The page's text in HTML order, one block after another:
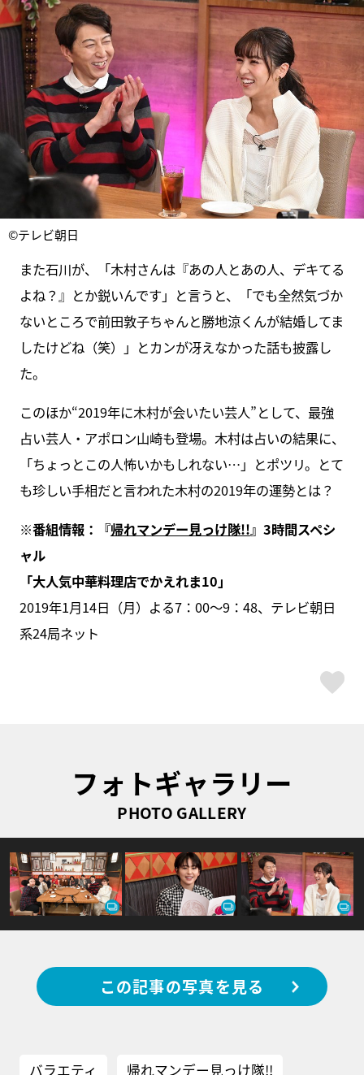
©テレビ朝日
また石川が、「木村さんは『あの人とあの人、デキてる
よね？』とか鋭いんです」と言うと、「でも全然気づか
ないところで前田敦子ちゃんと勝地涼くんが結婚してま
したけどね（笑）」とカンが冴えなかった話も披露し
た。
このほか“2019年に木村が会いたい芸人”として、最強
占い芸人・アポロン山崎も登場。木村は占いの結果に、
「ちょっとこの人怖いかもしれない…」とポツリ。とて
も珍しい手相だと言われた木村の2019年の運勢とは？
※番組情報：『帰れマンデー見っけ隊!!』3時間スペシ
ャル
「大人気中華料理店でかえれま10」
2019年1月14日（月）よる7：00～9：48、テレビ朝日
系24局ネット
フォトギャラリー
PHOTO GALLERY
この記事の写真を見る
バラエティ 帰れマンデー見っけ隊!!